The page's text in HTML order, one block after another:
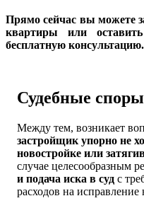
Прямо сейчас вы можете
квартиры или
бесплатную консультацию.
Судебные споры
Между тем, возникает
застройщик упорно не
новостройке или
случае целесообразным
и подача иска в суд с
расходов на исправление